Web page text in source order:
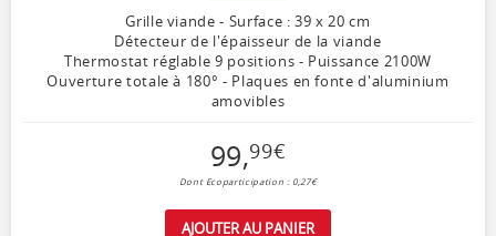
Grille viande - Surface : 39 x 20 cm
Détecteur de l'épaisseur de la viande
Thermostat réglable 9 positions - Puissance 2100W
Ouverture totale à 180° - Plaques en fonte d'aluminium
amovibles
99,99€
Dont Ecoparticipation : 0,27€
AJOUTER AU PANIER